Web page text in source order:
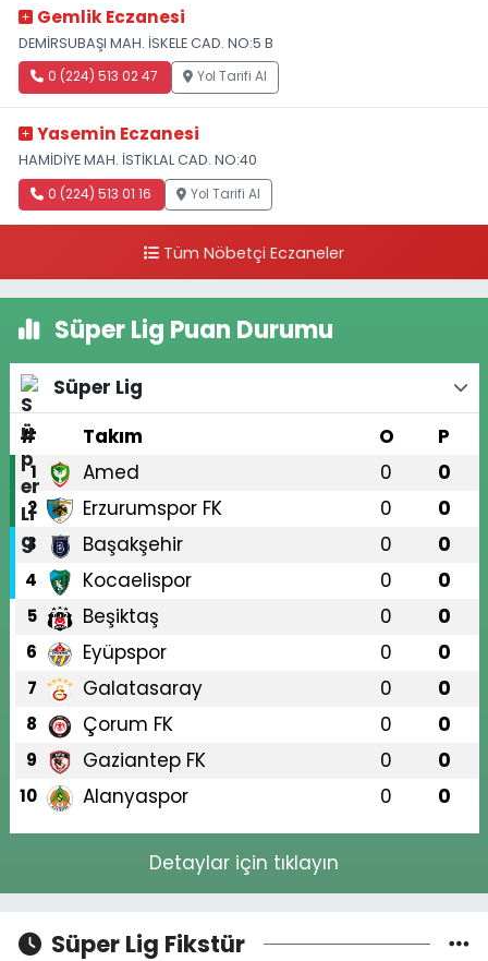
Gemlik Eczanesi
DEMİRSUBAŞI MAH. İSKELE CAD. NO:5 B
0 (224) 513 02 47 Yol Tarifi Al
Yasemin Eczanesi
HAMİDİYE MAH. İSTİKLAL CAD. NO:40
0 (224) 513 01 16 Yol Tarifi Al
Tüm Nöbetçi Eczaneler
Süper Lig Puan Durumu
Süper Lig
#
Takım O P
1 Amed 0 0
2 Erzurumspor FK 0 0
3 Başakşehir 0 0
4 Kocaelispor 0 0
5 Beşiktaş 0 0
6 Eyüpspor 0 0
7 Galatasaray 0 0
8 Çorum FK 0 0
9 Gaziantep FK 0 0
10 Alanyaspor 0 0
Detaylar için tıklayın
Süper Lig Fikstür